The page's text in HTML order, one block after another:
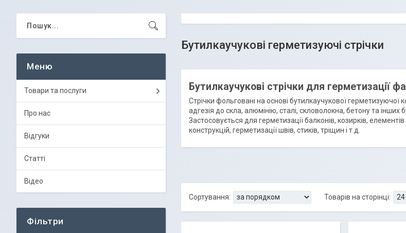
Бутилкаучукові герметизуючі стрічки
Бутилкаучукові стрічки для герметизації
Стрічки фольговані на основі бутилкаучукової герметизуючої
адгезія до скла, алюмінію, сталі, скловолокна, бетону та інших
Застосовується для герметизації балконів, козирків,
конструкцій, герметизації швів, стиків, тріщин і т.д.
Товари та послуги
Про нас
Відгуки
Статті
Відео
Фільтри